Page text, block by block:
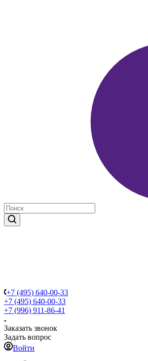
+7 (495) 640-00-33
+7 (495) 640-00-33
+7 (996) 911-86-41
Заказать звонок
Задать вопрос
Войти